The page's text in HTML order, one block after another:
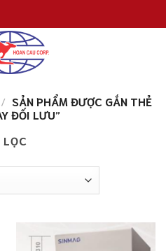
/ SẢN PHẨM ĐƯỢC GẮN THẺ
ĐỐI LƯU”
LỌC